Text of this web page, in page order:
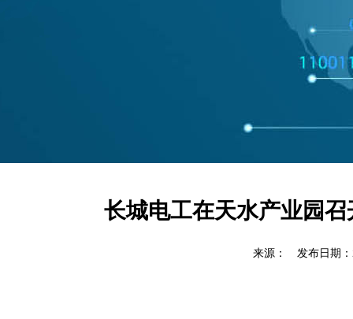
长城电工在天水产业园
来源： 发布日期